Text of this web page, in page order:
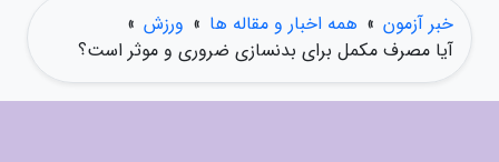
خبر آزمون » همه اخبار و مقاله ها » ورزش »
آیا مصرف مکمل برای بدنسازی ضروری و موثر است؟